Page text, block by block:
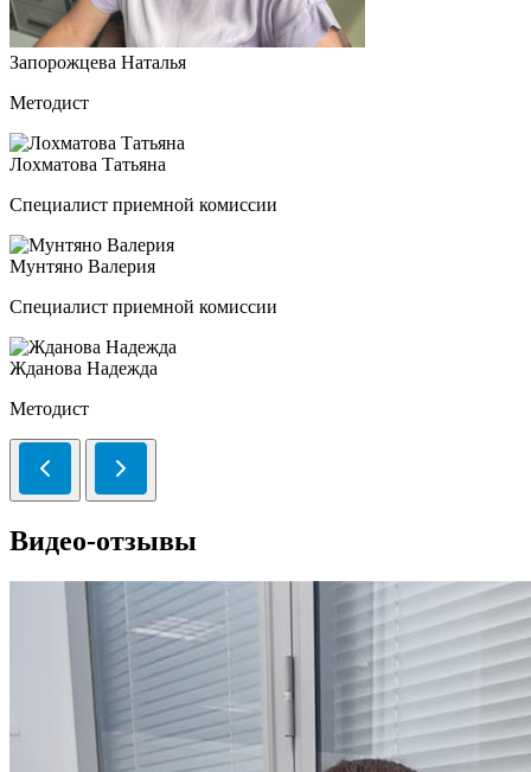
Запорожцева Наталья
Методист
Лохматова Татьяна
Специалист приемной комиссии
Мунтяно Валерия
Специалист приемной комиссии
Жданова Надежда
Методист
Видео-отзывы